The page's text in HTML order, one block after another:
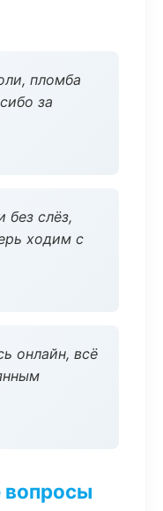
пломба
за
без слёз,
ходим с
онлайн, всё
вопросы